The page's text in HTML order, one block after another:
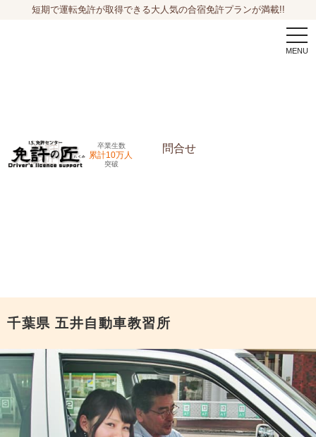
短期で運転免許が取得できる大人気の合宿免許プランが満載!!
卒業生数
累計10万人
突破
問合せ
千葉県 五井自動車教習所